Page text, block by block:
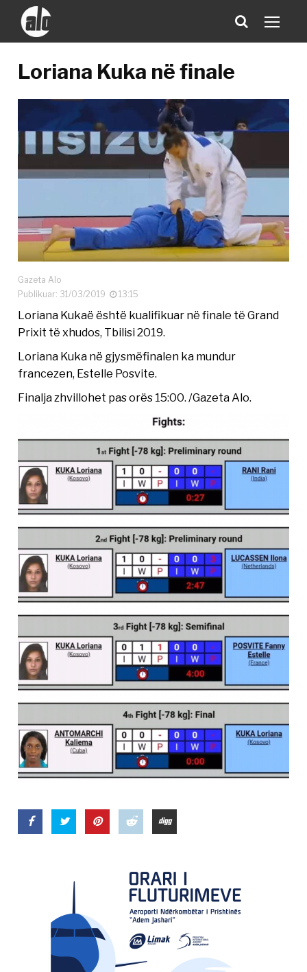
Loriana Kuka në finale
Gazeta Alo
Publikuar: 31/03/2019
13:15
Loriana Kukaë është kualifikuar në finale të Grand
Prixit të xhudos, Tbilisi 2019.
Loriana Kuka në gjysmëfinalen ka mundur
francezen, Estelle Posvite.
Finalja zhvillohet pas orës 15:00. /Gazeta Alo.